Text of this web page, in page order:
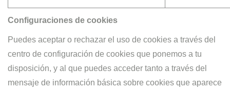
Configuraciones de cookies
Puedes aceptar o rechazar el uso de cookies a través del
centro de configuración de cookies que ponemos a tu
disposición, y al que puedes acceder tanto a través del
mensaje de información básica sobre cookies que aparece